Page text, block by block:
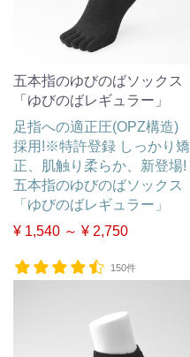
五本指のゆびのばソックス
「ゆびのばレギュラー」
足指への適正圧(OPZ構造)
採用!※特許登録 しっかり矯
正、肌触り柔らか、新登場!
五本指のゆびのばソックス
「ゆびのばレギュラー」
¥ 1,540 ～ ¥ 2,750
150件